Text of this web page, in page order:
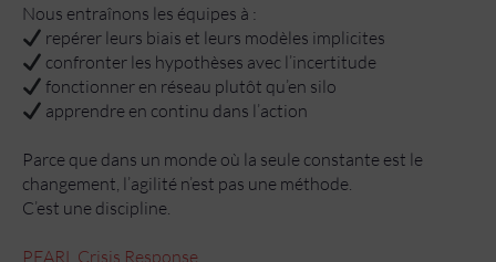
Nous entraînons les équipes à :
repérer leurs biais et leurs modèles implicites
confronter les hypothèses avec l’incertitude
fonctionner en réseau plutôt qu’en silo
apprendre en continu dans l’action
Parce que dans un monde où la seule constante est le
changement, l’agilité n’est pas une méthode.
C’est une discipline.
PEARL Crisis Response